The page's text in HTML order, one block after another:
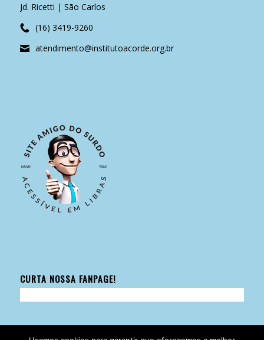
Jd. Ricetti | São Carlos
(16) 3419-9260
atendimento@institutoacorde.org.br
CURTA NOSSA FANPAGE!